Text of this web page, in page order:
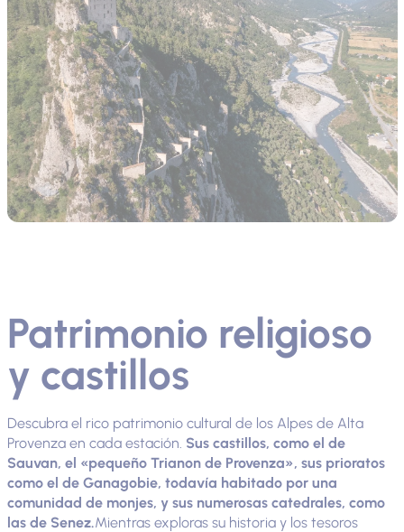
Patrimonio religioso
y castillos
Descubra el rico patrimonio cultural de los Alpes de Alta
Provenza en cada estación. Sus castillos, como el de
Sauvan, el «pequeño Trianon de Provenza», sus prioratos
como el de Ganagobie, todavía habitado por una
comunidad de monjes, y sus numerosas catedrales, como
las de Senez.Mientras exploras su historia y los tesoros